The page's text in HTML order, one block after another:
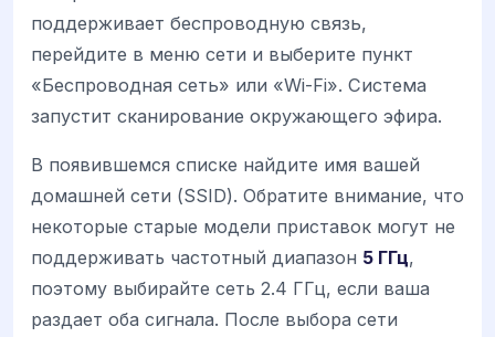
поддерживает беспроводную связь,
перейдите в меню сети и выберите пункт
«Беспроводная сеть» или «Wi-Fi». Система
запустит сканирование окружающего эфира.
В появившемся списке найдите имя вашей
домашней сети (SSID). Обратите внимание, что
некоторые старые модели приставок могут не
поддерживать частотный диапазон 5 ГГц,
поэтому выбирайте сеть 2.4 ГГц, если ваша
раздает оба сигнала. После выбора сети